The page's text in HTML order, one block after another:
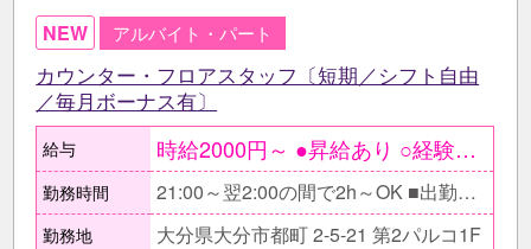
NEW アルバイト・パート
カウンター・フロアスタッフ〔短期／シフト自由
／毎月ボーナス有〕
給与 時給2000円～ ●昇給あり ○経験者の方は能力により 時給2000円以上も可 ＜月収例＞ 長期休みの間に働く学生 時給2000円×1日3h×週3日〔月12日〕 ＝月収7万2000円 1ヶ月集中して働くフリーター 時給2000円×1日4h×週4日〔月16日〕 ＝月収12万8000円
勤務時間 21:00～翌2:00の間で2h～OK ■出勤時間・帰りの時間は 自由に決めてOK □早上がりや、遅出なども相談OK。 その日の都合によって出勤時間・退勤時間はご相談下さい◎ ■急なお休みや出勤日の変更などにも柔軟に対応します！
勤務地 大分県大分市都町 2-5-21 第2パルコ1F